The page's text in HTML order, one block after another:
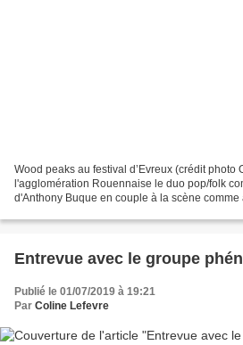
Wood peaks au festival d’Evreux (crédit photo
l'agglomération Rouennaise le duo pop/folk
d'Anthony Buque en couple à la scène
Entrevue avec le groupe
Publié le 01/07/2019 à 19:21
Par Coline Lefevre